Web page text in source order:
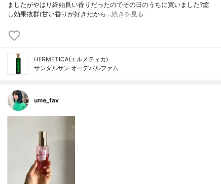
ましたがやはり終始良い香りだったのでその日のうちに買いました?癒
し効果抜群(甘い香りが好きだから…続きを見る
HERMETICA(エルメティカ)
サンダルサン オーデパルファム
ume_fav